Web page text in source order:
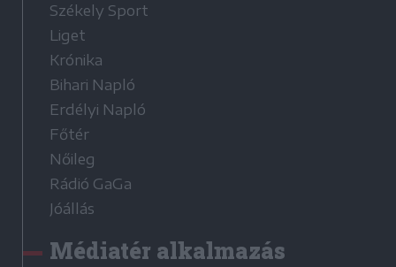
Székely Sport
Liget
Krónika
Bihari Napló
Erdélyi Napló
Főtér
Nőileg
Rádió GaGa
Jóállás
Médiatér alkalmazás